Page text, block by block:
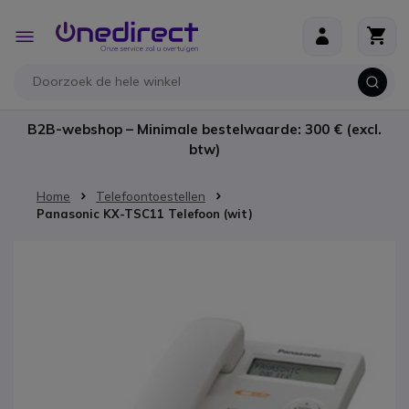
Toggle
Nav
B2B-webshop – Minimale bestelwaarde: 300 € (excl.
btw)
Home
Telefoontoestellen
Panasonic KX-TSC11 Telefoon (wit)